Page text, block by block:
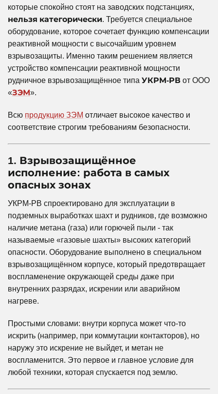
которые спокойно стоят на заводских подстанциях,
нельзя категорически. Требуется специальное
оборудование, которое сочетает функцию компенсации
реактивной мощности с высочайшим уровнем
взрывозащиты. Именно таким решением является
устройство компенсации реактивной мощности
рудничное взрывозащищённое типа УКРМ-РВ от ООО
«ЗЭМ».
Всю продукцию ЗЭМ отличает высокое качество и
соответствие строгим требованиям безопасности.
1. Взрывозащищённое
исполнение: работа в самых
опасных зонах
УКРМ-РВ спроектировано для эксплуатации в
подземных выработках шахт и рудников, где возможно
наличие метана (газа) или горючей пыли - так
называемые «газовые шахты» высоких категорий
опасности. Оборудование выполнено в специальном
взрывозащищённом корпусе, который предотвращает
воспламенение окружающей среды даже при
внутренних разрядах, искрении или аварийном
нагреве.
Простыми словами: внутри корпуса может что-то
искрить (например, при коммутации контакторов), но
наружу это искрение не выйдет, и метан не
воспламенится. Это первое и главное условие для
любой техники, которая спускается под землю.